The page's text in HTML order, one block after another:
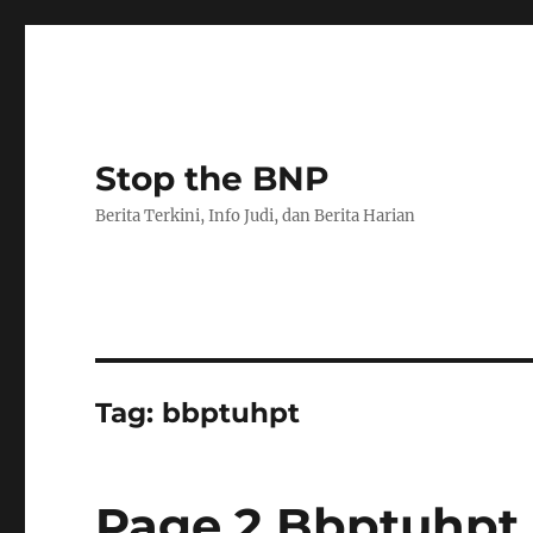
Stop the BNP
Berita Terkini, Info Judi, dan Berita Harian
Tag: bbptuhpt